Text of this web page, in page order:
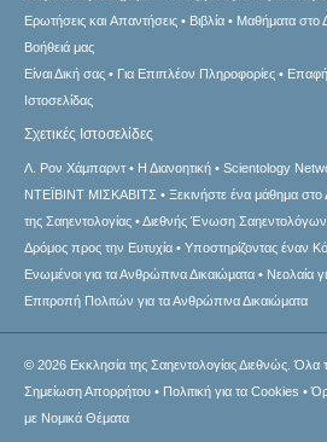
Ερωτήσεις και Απαντήσεις
Βιβλία Μαθήματα στο
Βοήθειά μας
Είναι Δική σας
Για Επιπλέον Πληροφορίες Επαφή
Ιστοσελίδας
Σχετικές Ιστοσελίδες
Λ. Ρον Χάμπαρντ Η Διανοητική Scientology
ΝΤΕΪΒΙΝΤ ΜΙΣΚAΒΙΤΣ
Ξεκινήστε ένα μάθημα στο
της Σαηεντολογίας
Διεθνής Ένωση Σαηεντολόγων
Δρόμος προς την Ευτυχία
Υποστηρίζοντας έναν
Ενωµένοι για τα Ανθρώπινα Δικαιώµατα
Νεολαία
Επιτροπή Πολιτών για τα Ανθρώπινα Δικαιώματα
© 2026 Εκκλησία της Σαηεντολογίας Διεθνώς.Όλα
Σημείωση Απορρήτου • Πολιτική για τα Cookies •
με Νομικά Θέματα